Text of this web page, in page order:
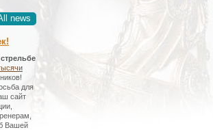
news
стрельбе
и
для
сайт
Вашей